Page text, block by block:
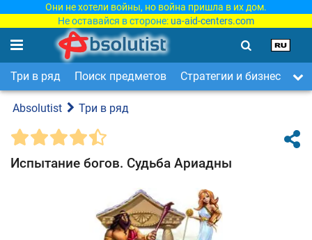
Они не хотели войны, но война пришла в их дом.
Не оставайся в стороне: ua-aid-centers.com
Три в ряд Поиск предметов Стратегии и бизнес
Absolutist Три в ряд
Испытание богов. Судьба Ариадны